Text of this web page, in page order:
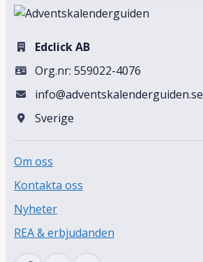
Edclick AB
Org.nr: 559022-4076
info@adventskalenderguiden.se
Sverige
Om oss
Kontakta oss
Nyheter
REA & erbjudanden